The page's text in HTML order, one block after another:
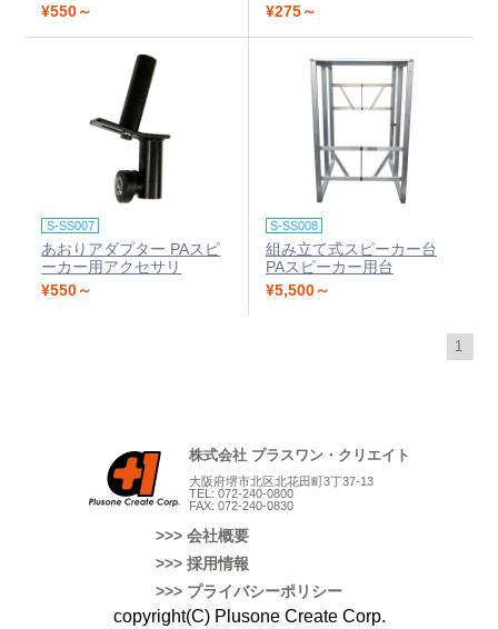
¥550～
¥275～
S-SS007
あおりアダプター PAスピ
ーカー用アクセサリ
¥550～
S-SS008
組み立て式スピーカー台
PAスピーカー用台
¥5,500～
1
株式会社 プラスワン・クリエイト
大阪府堺市北区北花田町3丁37-13
TEL: 072-240-0800
FAX: 072-240-0830
>>> 会社概要
>>> 採用情報
>>> プライバシーポリシー
copyright(C) Plusone Create Corp.